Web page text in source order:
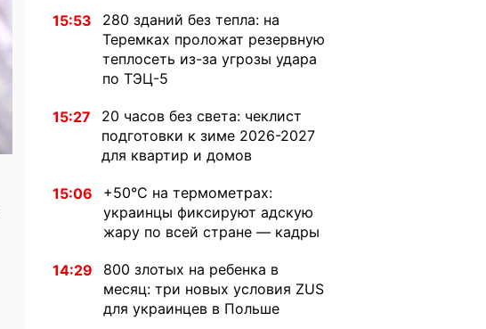
15:53
280 зданий без тепла: на
Теремках проложат резервную
теплосеть из-за угрозы удара
по ТЭЦ-5
15:27
20 часов без света: чеклист
подготовки к зиме 2026-2027
для квартир и домов
15:06
+50°C на термометрах:
украинцы фиксируют адскую
жару по всей стране — кадры
14:29
800 злотых на ребенка в
месяц: три новых условия ZUS
для украинцев в Польше